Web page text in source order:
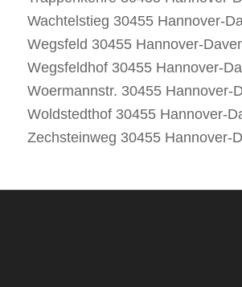
Wachtelstieg 30455 Hannover-
Wegsfeld 30455 Hannover-
Wegsfeldhof 30455 Hannover-
Woermannstr. 30455 Hannover-
Woldstedthof 30455 Hannover-
Zechsteinweg 30455 Hannover-